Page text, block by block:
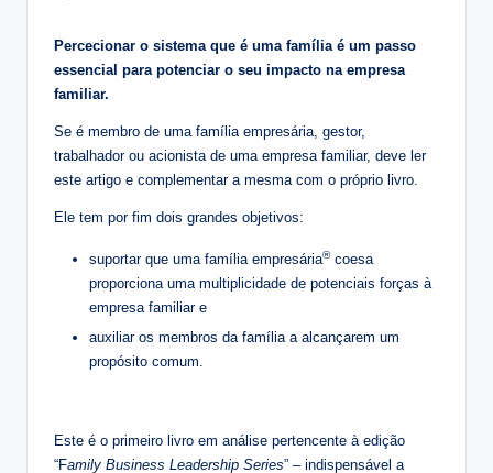
Percecionar o sistema que é uma família é um passo
essencial para potenciar o seu impacto na empresa
familiar.
Se é membro de uma família empresária, gestor,
trabalhador ou acionista de uma empresa familiar, deve ler
este artigo e complementar a mesma com o próprio livro.
Ele tem por fim dois grandes objetivos:
suportar que uma família empresária®coesa
proporciona uma multiplicidade de potenciais forças à
empresa familiar e
auxiliar os membros da família a alcançarem um
propósito comum.
Este é o primeiro livro em análise pertencente à edição
“Family Business Leadership Series” – indispensável a